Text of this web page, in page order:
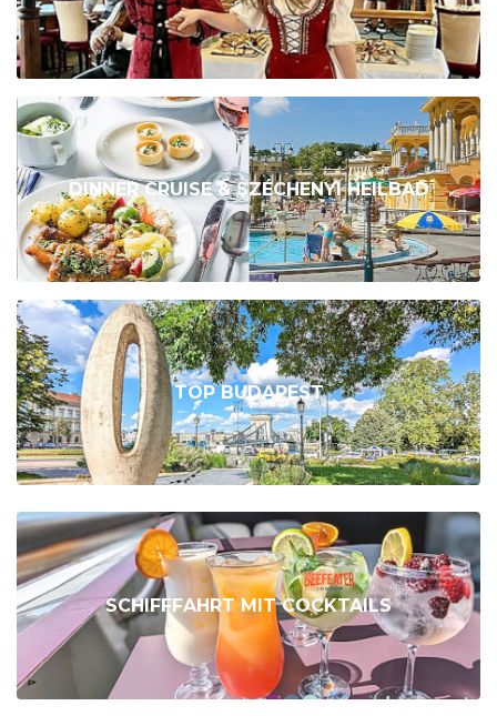
DINNER CRUISE & SZÉCHENYI HEILBAD
TOP BUDAPEST
SCHIFFFAHRT MIT COCKTAILS